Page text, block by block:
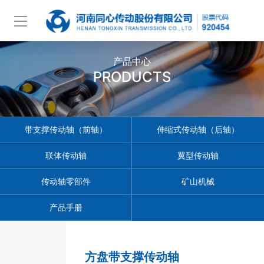
产品中心
PRODUCTS
带支撑传动轴（前轴） 伸缩式传动轴（后轴）
联体传动轴 翼型传动轴
传动轴零部件 矿山机械
产品手册
方盘带支撑传动轴